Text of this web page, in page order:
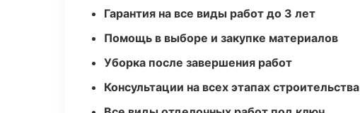
Гарантия на все виды работ до 3 лет
Помощь в выборе и закупке материалов
Уборка после завершения работ
Консультации на всех этапах строительства